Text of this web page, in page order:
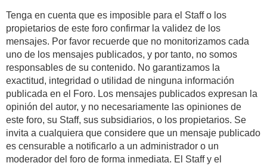
Tenga en cuenta que es imposible para el Staff o los
propietarios de este foro confirmar la validez de los
mensajes. Por favor recuerde que no monitorizamos cada
uno de los mensajes publicados, y por tanto, no somos
responsables de su contenido. No garantizamos la
exactitud, integridad o utilidad de ninguna información
publicada en el Foro. Los mensajes publicados expresan la
opinión del autor, y no necesariamente las opiniones de
este foro, su Staff, sus subsidiarios, o los propietarios. Se
invita a cualquiera que considere que un mensaje publicado
es censurable a notificarlo a un administrador o un
moderador del foro de forma inmediata. El Staff y el